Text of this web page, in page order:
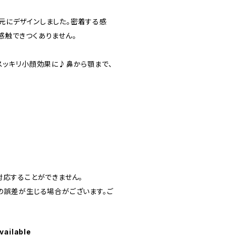
デザインしました。密着する感
できつくありません。
キリ小顔効果に♪鼻から顎まで、
することができません。
差が生じる場合がございます。ご